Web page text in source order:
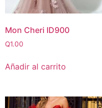
Mon Cheri ID900
Q1.00
Añadir al carrito